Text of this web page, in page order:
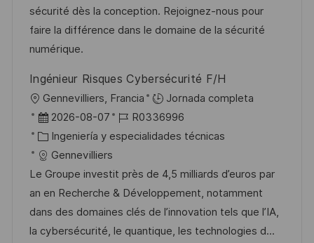
n p
u
b
i
c
a
c
ó
n
l
e
r
í
a
sécurité dès la conception. Rejoignez-nous pour
faire la différence dans le domaine de la sécurité
numérique.
Ingénieur Risques Cybersécurité F/H
U
b
c
a
c
i
ó
Gennevilliers, Francia
Jornada completa
F
e
c
h
a
d
e
2026-08-07
I
D
e
e
m
p
R0336996
C
a
t
e
g
o
Ingeniería y especialidades técnicas
Gennevilliers
Le Groupe investit près de 4,5 milliards d’euros par
an en Recherche & Développement, notamment
dans des domaines clés de l’innovation tels que l’IA,
la cybersécurité, le quantique, les technologies d...